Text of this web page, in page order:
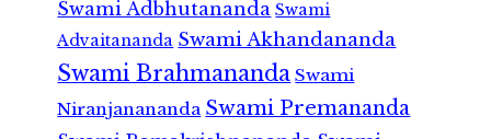
Swami Adbhutananda Swami
Advaitananda Swami Akhandananda
Swami Brahmananda Swami
Niranjanananda Swami Premananda